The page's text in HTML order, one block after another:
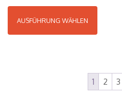
AUSFÜHRUNG WÄHLEN
1 2 3